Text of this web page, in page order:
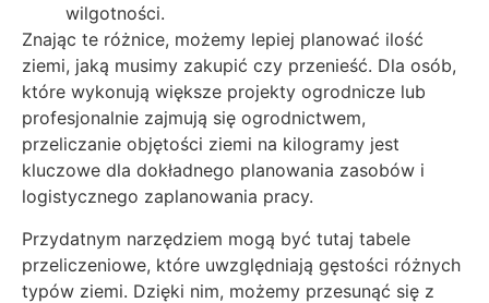
wilgotności.
Znając te różnice, możemy lepiej planować ilość
ziemi, jaką musimy zakupić czy przenieść. Dla osób,
które wykonują większe projekty ogrodnicze lub
profesjonalnie zajmują się ogrodnictwem,
przeliczanie objętości ziemi na kilogramy jest
kluczowe dla dokładnego planowania zasobów i
logistycznego zaplanowania pracy.
Przydatnym narzędziem mogą być tutaj tabele
przeliczeniowe, które uwzględniają gęstości różnych
typów ziemi. Dzięki nim, możemy przesunąć się z